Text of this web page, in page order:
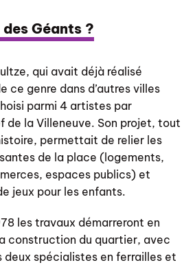
Géants ?
qui avait déjà réalisé
ce genre dans d’autres villes
parmi 4 artistes par
de la Villeneuve. Son projet, tout
permettait de relier les
de la place (logements,
espaces publics) et
jeux pour les enfants.
les travaux démarreront en
construction du quartier, avec
deux spécialistes en ferrailles et